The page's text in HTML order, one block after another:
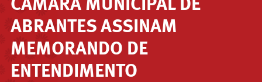
CÂMARA MUNICIPAL DE
ABRANTES ASSINAM
MEMORANDO DE
ENTENDIMENTO